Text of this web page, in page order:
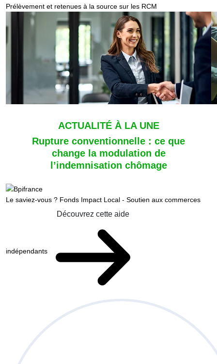
Prélèvement et retenues à la source sur les RCM
ACTUALITÉ À LA UNE
Rupture conventionnelle : ce que
change la modulation de
l’indemnisation chômage
Le saviez-vous ? Fonds Impact Local - Soutien aux commerces
indépendants
Découvrez cette aide